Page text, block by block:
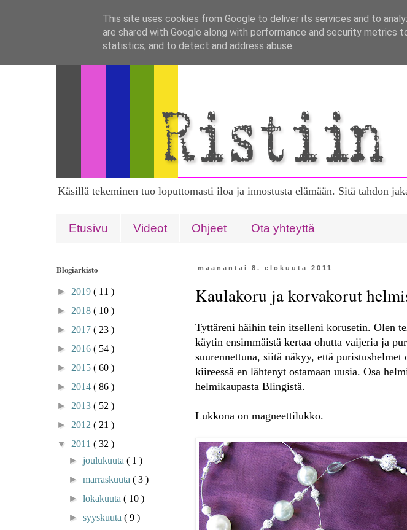
Käsillä tekeminen tuo loputtomasti iloa ja innostusta elämään. Sitä tahdon
Etusivu Videot Ohjeet Ota yhteyttä
maanantai 8. elokuuta 2011
Kaulakoru ja korvakorut
Tyttäreni häihin tein itselleni korusetin. Olen
käytin ensimmäistä kertaa ohutta vaijeria ja
suurennettuna, siitä näkyy, että
kiireessä en lähtenyt ostamaan uusia. Osa
helmikaupasta Blingistä.
Lukkona on magneettilukko.
Blogiarkisto
► 2019 ( 11 )
► 2018 ( 10 )
► 2017 ( 23 )
► 2016 ( 54 )
► 2015 ( 60 )
► 2014 ( 86 )
► 2013 ( 52 )
► 2012 ( 21 )
▼ 2011 ( 32 )
►joulukuuta( 1 )
►marraskuuta( 3 )
►lokakuuta( 10 )
►syyskuuta( 9 )
This site uses cookies from Google to deliver its services and to
are shared with Google along with performance and security metrics
statistics, and to detect and address abuse.